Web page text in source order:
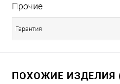
Прочие
Гарантия
ПОХОЖИЕ ИЗДЕЛИЯ